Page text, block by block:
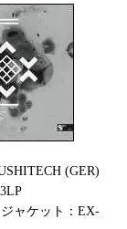
(GER)
ャケット：EX-